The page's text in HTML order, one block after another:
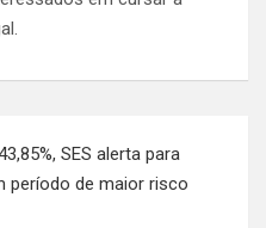
SES alerta para
período de maior risco